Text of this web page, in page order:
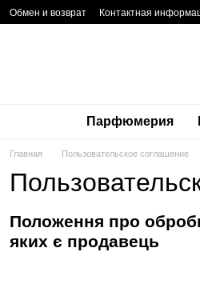
Обмен и возврат Контактная
Парфюмерия
Главная Пользовательское соглашение
Положення про
яких є продавець